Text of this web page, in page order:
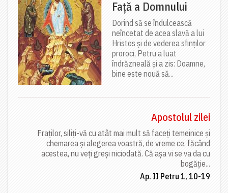
Față a Domnului
Dorind să se îndulcească
neîncetat de acea slavă a lui
Hristos și de vederea sfinților
proroci, Petru a luat
îndrăzneală și a zis: Doamne,
bine este nouă să...
Apostolul zilei
Fraților, siliți-vă cu atât mai mult să faceți temeinice și
chemarea și alegerea voastră, de vreme ce, făcând
acestea, nu veți greși niciodată. Că așa vi se va da cu
bogăție...
Ap. II Petru 1, 10-19